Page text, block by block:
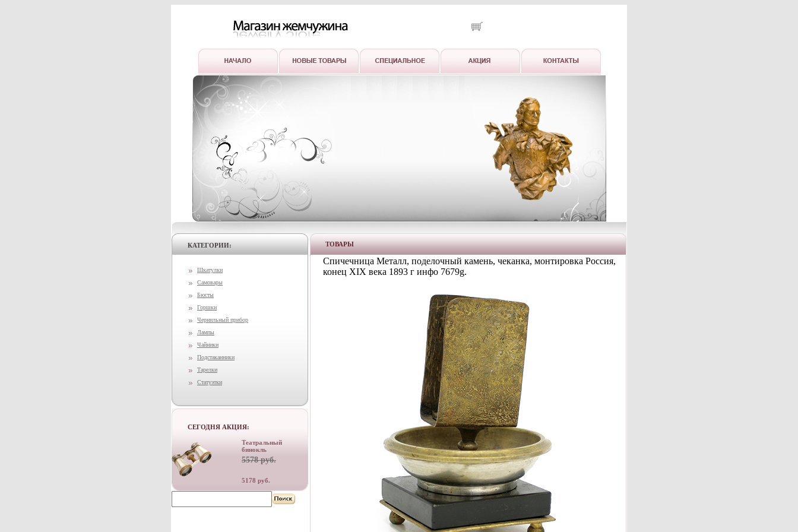
КАТЕГОРИИ:
Шкатулки
Самовары
Бюсты
Горшки
Чернильный прибор
Лампы
Чайники
Подстаканники
Тарелки
Статуэтки
СЕГОДНЯ АКЦИЯ:
Театральный
бинокль
5578 руб.
5178 руб.
ТОВАРЫ
Спичечница Металл, поделочный камень, чеканка, монтировка Россия,
конец XIX века 1893 г инфо 7679g.